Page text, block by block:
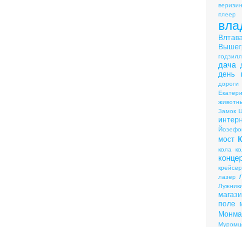
плеер
Влтава
дача
день
дороги
Замок
мост
кола
лазер
Лужники
поле